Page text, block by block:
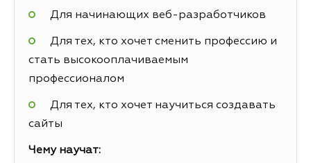
Для начинающих веб-разработчиков
Для тех, кто хочет сменить профессию и
стать высокооплачиваемым
профессионалом
Для тех, кто хочет научиться создавать
сайты
Чему научат: